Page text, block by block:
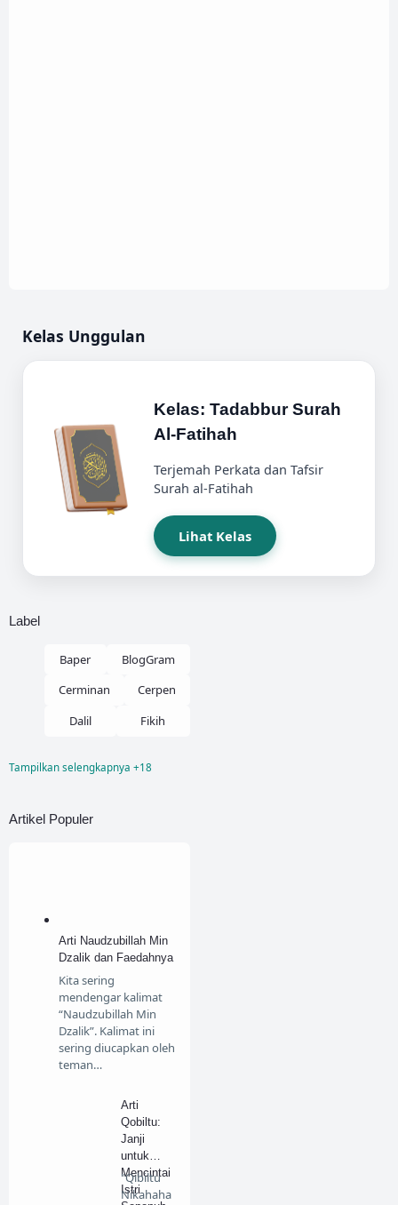
Kelas Unggulan
Kelas: Tadabbur Surah
Al-Fatihah
Terjemah Perkata dan Tafsir
Surah al-Fatihah
Lihat Kelas
Label
Baper
BlogGram
Cerminan
Cerpen
Dalil
Fikih
Fikih Nikah
Kelas
Menulis
Motivasi
My Story
Pendidikan
Puisi
Review
Travelling
Tampilkan selengkapnya +18
Artikel Populer
Arti Naudzubillah Min
Dzalik dan Faedahnya
Kita sering
mendengar kalimat
“Naudzubillah Min
Dzalik”. Kalimat ini
sering diucapkan oleh
teman…
Arti
Qobiltu:
Janji
untuk
Mencintai
Istri
"Qibiltu
Nikahaha